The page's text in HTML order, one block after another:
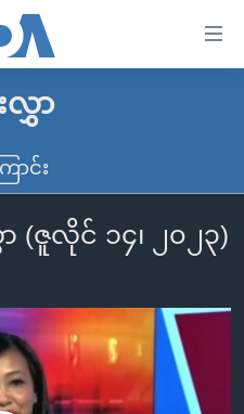
လွှာ
ာင်း
ဇူလိုင် ၁၄၊ ၂၀၂၃)